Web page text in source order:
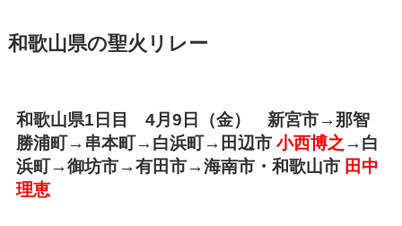
和歌山県の聖火リレー
和歌山県1日目 4月9日（金） 新宮市→那智
勝浦町→串本町→白浜町→田辺市 小西博之→白
浜町→御坊市→有田市→海南市・和歌山市 田中
理恵